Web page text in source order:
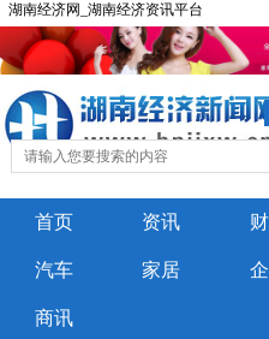
湖南经济网_湖南经济资讯平台
首页 资讯
汽车 家居
商讯